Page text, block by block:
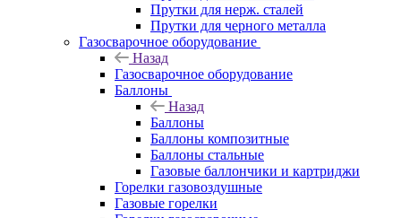
Прутки для нерж. сталей
Прутки для черного металла
Газосварочное оборудование
Назад
Газосварочное оборудование
Баллоны
Назад
Баллоны
Баллоны композитные
Баллоны стальные
Газовые баллончики и картриджи
Горелки газовоздушные
Газовые горелки